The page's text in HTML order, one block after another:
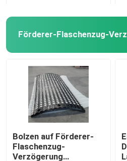
Förderer-Auswirkungs-
Fördererauswirkungsbett
Polyurethanblatt
Förderer-Flaschenzug-
Bolzen auf Förderer-
Flaschenzug-
Verzögerung